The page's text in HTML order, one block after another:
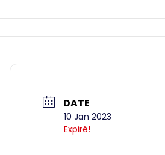
DATE
10 Jan 2023
Expiré!